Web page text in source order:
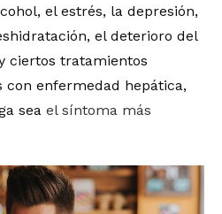
el estrés, la depresión,
el deterioro del
ciertos tratamientos
con enfermedad hepática,
sea el síntoma más